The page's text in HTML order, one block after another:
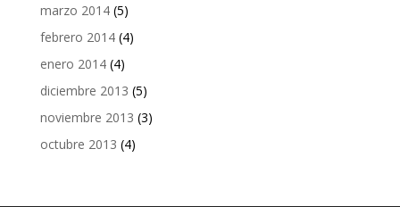
marzo 2014(5)
febrero 2014(4)
enero 2014(4)
diciembre 2013 (5)
noviembre 2013 (3)
octubre 2013 (4)